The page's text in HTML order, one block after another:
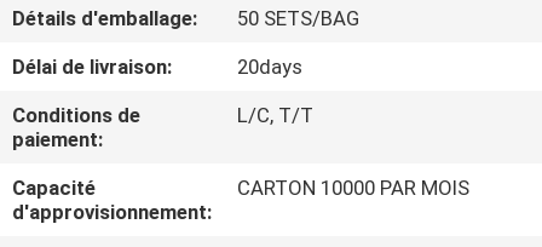
CONTRÔLE
DE
QUALITÉ
CONTACTEZ-
NOUS
Détails d'emballage:
50 SETS/BAG
Délai de livraison:
20days
Conditions de
paiement:
L/C, T/T
Capacité
d'approvisionnement:
CARTON 10000 PAR MOIS